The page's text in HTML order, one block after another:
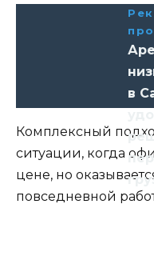
в
Комплексный
ситуации, когда
цене, но
повседневной